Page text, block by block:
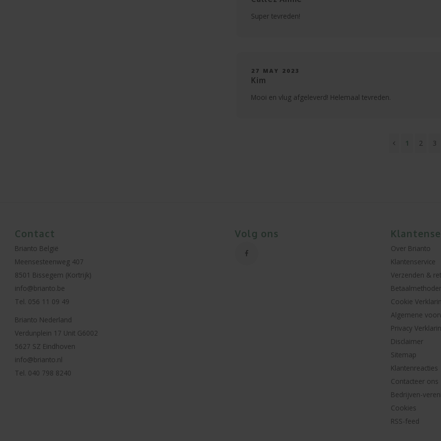
Super tevreden!
27 MAY 2023
Kim
Mooi en vlug afgeleverd! Helemaal tevreden.
1 2 3
Contact
Brianto België
Meensesteenweg 407
8501 Bissegem (Kortrijk)
info@brianto.be
Tel. 056 11 09 49
Brianto Nederland
Verdunplein 17 Unit G6002
5627 SZ Eindhoven
info@brianto.nl
Tel. 040 798 8240
Volg ons
Over Brianto
Klantenservice
Verzenden &
Cookie
Algemene
Privacy
Disclaimer
Sitemap
Klantenreacties
Contacteer ons
Bedrijven-
Cookies
RSS-feed